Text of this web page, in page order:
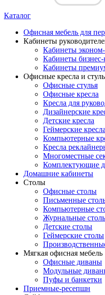
Каталог
Офисная мебель для
Кабинеты
Кабинеты эконом-
Кабинеты бизнес-
Кабинеты
Офисные кресла и
Офисные стулья
Офисные кресла
Кресла для
Дизайнерские
Детские кресла
Геймерские кресла
Компьютерные
Кресла
Многоместные
Комплектующие
Домашние кабинеты
Столы
Офисные столы
Письменные
Компьютерные
Журнальные
Детские столы
Геймерские столы
Мягкая офисная мебель
Офисные диваны
Модульные
Пуфы и банкетки
Приемные-ресепшн